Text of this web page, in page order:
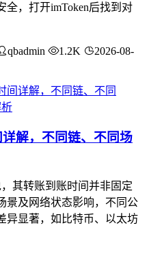
全，打开imToken后找到对
qbadmin 1.2K
2026-08-
解，不同链、不同场
其转账到账时间并非固定
景及网络状态影响，不同公
异显著，如比特币、以太坊